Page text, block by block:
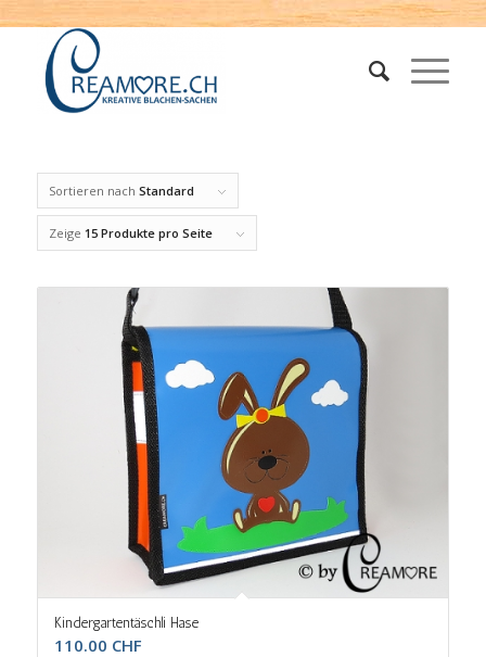
Sortieren nach Standard
Zeige 15 Produkte pro Seite
Kindergartentäschli Hase
110.00 CHF